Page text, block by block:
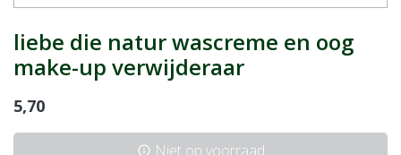
liebe die natur wascreme en oog
make-up verwijderaar
5,70
info Niet op voorraad